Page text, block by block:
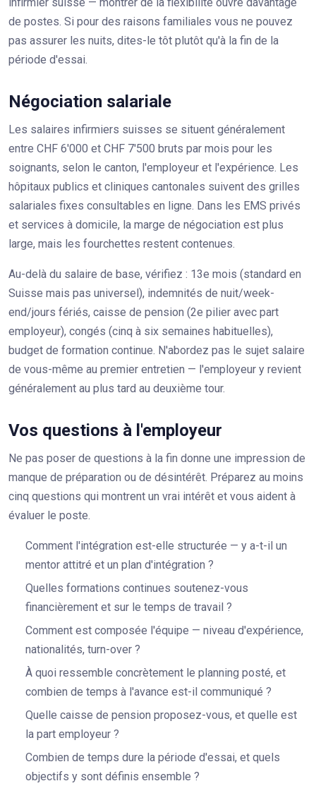
de postes. Si pour des raisons familiales vous ne pouvez
pas assurer les nuits, dites-le tôt plutôt qu'à la fin de la
période d'essai.
Négociation salariale
Les salaires infirmiers suisses se situent généralement
entre CHF 6'000 et CHF 7'500 bruts par mois pour les
soignants, selon le canton, l'employeur et l'expérience. Les
hôpitaux publics et cliniques cantonales suivent des grilles
salariales fixes consultables en ligne. Dans les EMS privés
et services à domicile, la marge de négociation est plus
large, mais les fourchettes restent contenues.
Au-delà du salaire de base, vérifiez : 13e mois (standard en
Suisse mais pas universel), indemnités de nuit/week-
end/jours fériés, caisse de pension (2e pilier avec part
employeur), congés (cinq à six semaines habituelles),
budget de formation continue. N'abordez pas le sujet salaire
de vous-même au premier entretien — l'employeur y revient
généralement au plus tard au deuxième tour.
Vos questions à l'employeur
Ne pas poser de questions à la fin donne une impression de
manque de préparation ou de désintérêt. Préparez au moins
cinq questions qui montrent un vrai intérêt et vous aident à
évaluer le poste.
Comment l'intégration est-elle structurée — y a-t-il un
mentor attitré et un plan d'intégration ?
Quelles formations continues soutenez-vous
financièrement et sur le temps de travail ?
Comment est composée l'équipe — niveau d'expérience,
nationalités, turn-over ?
À quoi ressemble concrètement le planning posté, et
combien de temps à l'avance est-il communiqué ?
Quelle caisse de pension proposez-vous, et quelle est
la part employeur ?
Combien de temps dure la période d'essai, et quels
objectifs y sont définis ensemble ?